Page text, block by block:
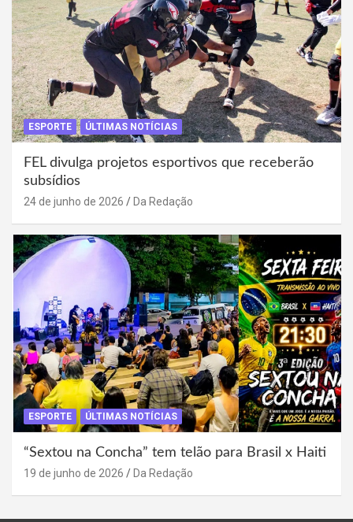
ESPORTE ÚLTIMAS NOTÍCIAS
FEL divulga projetos esportivos que receberão
subsídios
24 de junho de 2026 Da Redação
ESPORTE ÚLTIMAS NOTÍCIAS
“Sextou na Concha” tem telão para Brasil x Haiti
19 de junho de 2026 Da Redação